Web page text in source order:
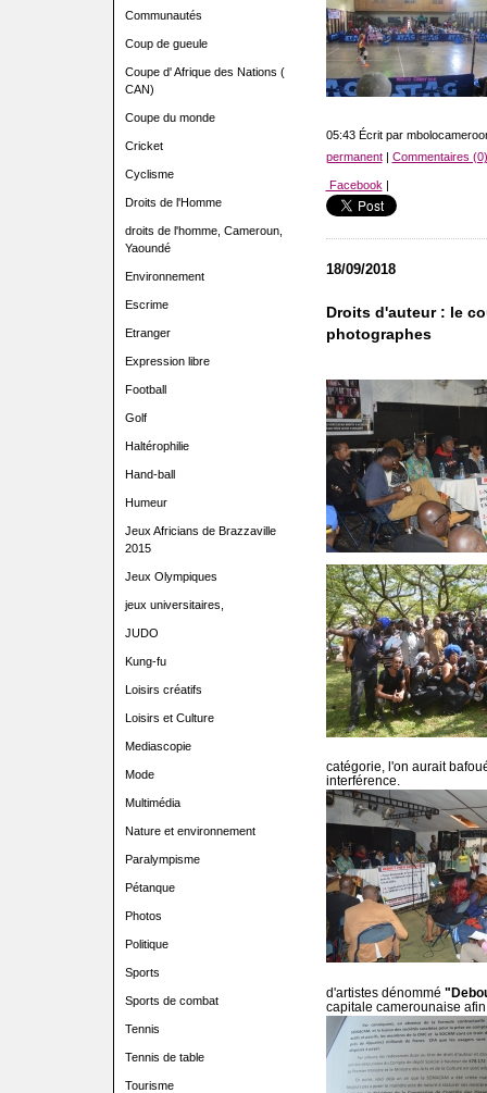
Communautés
Coup de gueule
Coupe d' Afrique des Nations (
CAN)
Coupe du monde
Cricket
Cyclisme
Droits de l'Homme
droits de l'homme, Cameroun,
Yaoundé
Environnement
Escrime
Etranger
Expression libre
Football
Golf
Haltérophilie
Hand-ball
Humeur
Jeux Africians de Brazzaville
2015
Jeux Olympiques
jeux universitaires,
JUDO
Kung-fu
Loisirs créatifs
Loisirs et Culture
Mediascopie
Mode
Multimédia
Nature et environnement
Paralympisme
Pétanque
Photos
Politique
Sports
Sports de combat
Tennis
Tennis de table
Tourisme
05:43 Écrit par
permanent| Commentaires (0)
Facebook |
18/09/2018
Droits d'auteur : le
photographes
catégorie, l'on aurait
interférence.
d'artistes dénommé
capitale camerounaise